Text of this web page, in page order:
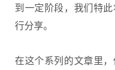
到一定阶段，我们特
行分享。
在这个系列的文章里